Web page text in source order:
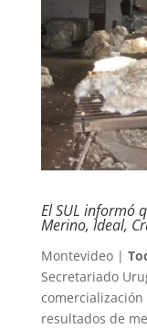
El SUL informó
Merino, Ideal,
Montevideo |
Secretariado
resultados de